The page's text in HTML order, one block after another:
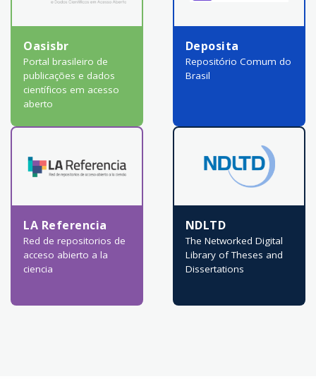
Oasisbr
Portal brasileiro de
publicações e dados
científicos em acesso
aberto
Deposita
Repositório Comum do
Brasil
LA Referencia
Red de repositorios de
acceso abierto a la
ciencia
NDLTD
The Networked Digital
Library of Theses and
Dissertations